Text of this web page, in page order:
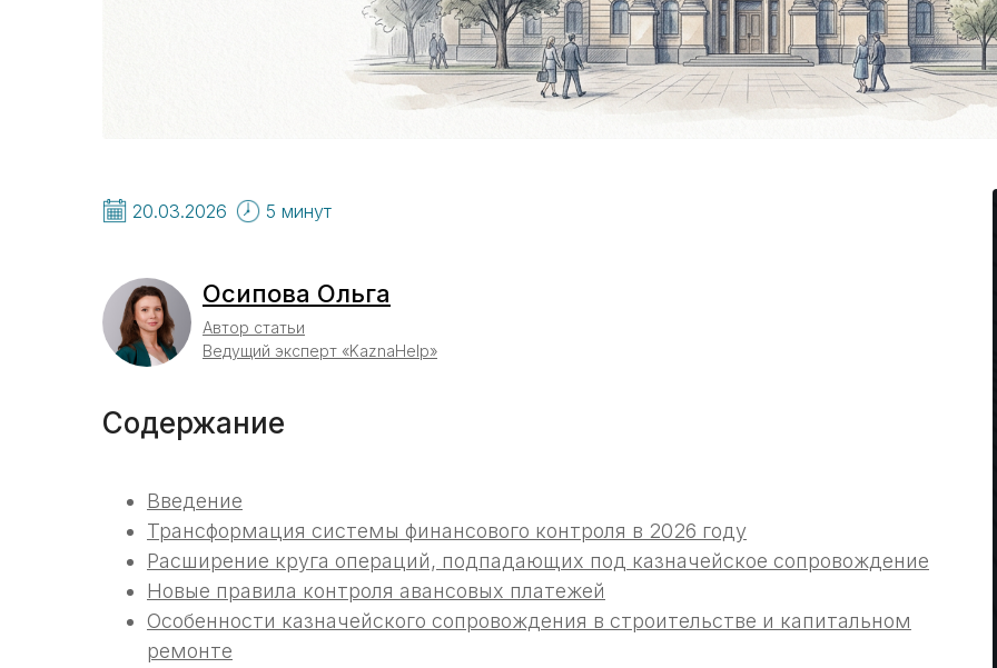
20.03.2026 5 минут
Осипова Ольга
Автор статьи
Ведущий эксперт «KaznaHelp»
Содержание
Введение
Трансформация системы финансового контроля в 2026 году
Расширение круга операций, подпадающих под казначейское сопровождение
Новые правила контроля авансовых платежей
Особенности казначейского сопровождения в строительстве и капитальном
ремонте